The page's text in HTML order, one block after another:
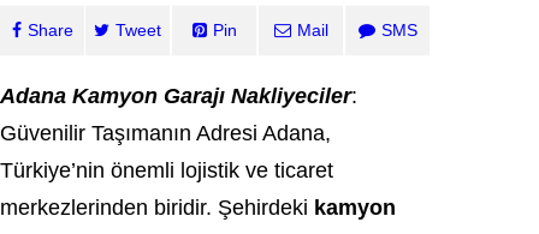
Share Tweet Pin Mail SMS
Adana Kamyon Garajı Nakliyeciler:
Güvenilir Taşımanın Adresi Adana,
Türkiye’nin önemli lojistik ve ticaret
merkezlerinden biridir. Şehirdeki kamyon